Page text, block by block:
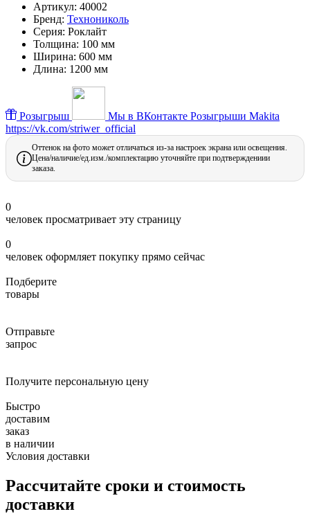
Артикул: 40002
Бренд: Технониколь
Серия: Роклайт
Толщина: 100 мм
Ширина: 600 мм
Длина: 1200 мм
Розыгрыш Мы в ВКонтакте Розыгрыши Makita
https://vk.com/striwer_official
Оттенок на фото может отличаться из-за настроек экрана или освещения.
Цена/наличие/ед.изм./комплектацию уточняйте при подтверждениии
заказа.
0
человек просматривает эту страницу
0
человек оформляет покупку прямо сейчас
Подберите
товары
Отправьте
запрос
Получите персональную цену
Быстро
доставим
заказ
в наличии
Условия доставки
Рассчитайте сроки и стоимость
доставки